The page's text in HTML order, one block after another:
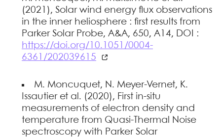
(2021), Solar wind energy flux observations
in the inner heliosphere : first results from
Parker Solar Probe, A&A, 650, A14, DOI :
https://doi.org/10.1051/0004-
6361/202039615
M. Moncuquet, N. Meyer-Vernet, K.
Issautier et al. (2020), First in-situ
measurements of electron density and
temperature from Quasi-Thermal Noise
spectroscopy with Parker Solar